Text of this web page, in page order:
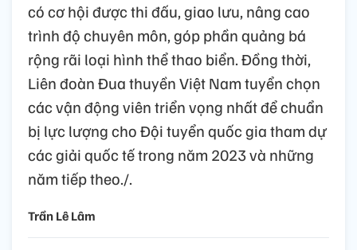
có cơ hội được thi đấu, giao lưu, nâng cao
trình độ chuyên môn, góp phần quảng bá
rộng rãi loại hình thể thao biển. Đồng thời,
Liên đoàn Đua thuyền Việt Nam tuyển chọn
các vận động viên triển vọng nhất để chuẩn
bị lực lượng cho Đội tuyển quốc gia tham dự
các giải quốc tế trong năm 2023 và những
năm tiếp theo./.
Trần Lê Lâm